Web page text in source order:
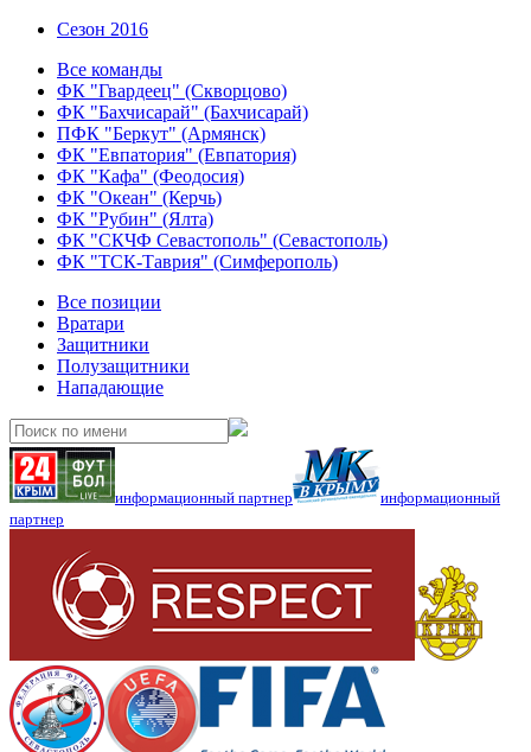
Сезон 2016
Все команды
ФК "Гвардеец" (Скворцово)
ФК "Бахчисарай" (Бахчисарай)
ПФК "Беркут" (Армянск)
ФК "Евпатория" (Евпатория)
ФК "Кафа" (Феодосия)
ФК "Океан" (Керчь)
ФК "Рубин" (Ялта)
ФК "СКЧФ Севастополь" (Севастополь)
ФК "ТСК-Таврия" (Симферополь)
Все позиции
Вратари
Защитники
Полузащитники
Нападающие
информационный партнер
информационный
партнер